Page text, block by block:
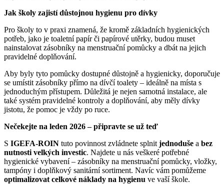
Jak školy zajistí důstojnou hygienu pro dívky
Pro školy to v praxi znamená, že kromě základních hygienických
potřeb, jako je toaletní papír či papírové utěrky, budou muset
nainstalovat zásobníky na menstruační pomůcky a dbát na jejich
pravidelné doplňování.
Aby byly tyto pomůcky dostupné důstojně a hygienicky, doporučuje
se umístit zásobníky přímo na dívčí toalety – ideálně na místa s
jednoduchým přístupem. Důležitá je nejen samotná instalace, ale
také systém pravidelné kontroly a doplňování, aby měly dívky
jistotu, že pomoc je vždy po ruce.
Nečekejte na leden 2026 – připravte se už teď
S IGEFA-ROIN tuto povinnost zvládnete splnit jednoduše a bez
nutnosti velkých investic. Najdete u nás veškeré potřebné
hygienické vybavení – zásobníky na menstruační pomůcky, vložky,
tampóny i doplňkový sanitární sortiment. Navíc vám pomůžeme
optimalizovat celkové náklady na hygienu ve vaší škole.